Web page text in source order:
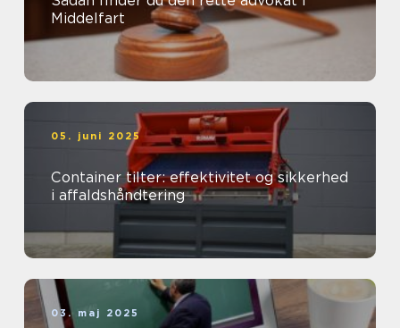
Middelfart
05. juni 2025
Container tilter: effektivitet og sikkerhed
i affaldshåndtering
03. maj 2025